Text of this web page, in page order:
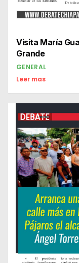
Visita María
Grande
GENERAL
Leer mas